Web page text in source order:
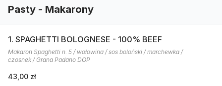
Pasty - Makarony
1. SPAGHETTI BOLOGNESE - 100% BEEF
Makaron Spaghetti n. 5 / wołowina / sos boloński / marchewka /
czosnek / Grana Padano DOP
43,00 zł